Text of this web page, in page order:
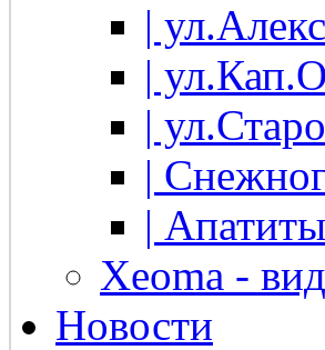
|
|
|
|
|
Xeoma -
Новости